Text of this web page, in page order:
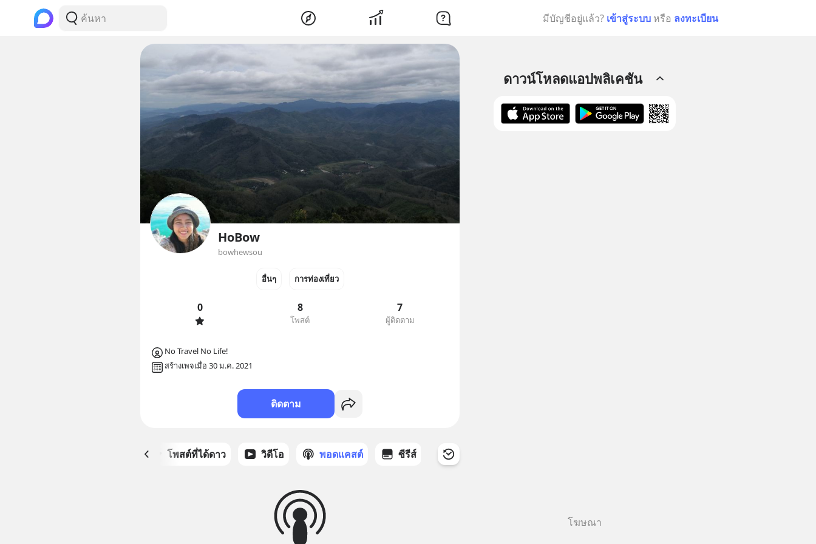
มีบัญชีอยู่แล้ว? เข้าสู่ระบบ หรือ ลงทะเบียน
HoBow
bowhewsou
อื่นๆ การท่องเที่ยว
0 8
โพสต์
7
ผู้ติดตาม
No Travel No Life!
สร้างเพจเมื่อ 30 ม.ค. 2021
ติดตาม
โพสต์ที่ได้ดาว วิดีโอ พอดแคสต์ ซีรีส์
ดาวน์โหลดแอปพลิเคชัน
โฆษณา